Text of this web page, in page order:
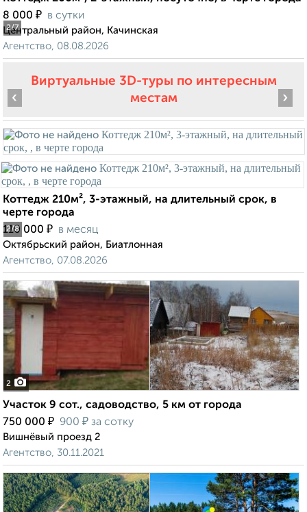
2/7
8 000 ₽ в сутки
Центральный район, Качинская
Агентство, 08.08.2026
Виртуальные 3D-туры по интересным
местам
2/8
‹ ›
Коттедж 210м², 3-этажный, на длительный срок, в
черте города
110 000 ₽ в месяц
Октябрьский район, Биатлонная
Агентство, 07.08.2026
2
Участок 9 сот., садоводство, 5 км от города
750 000 ₽ 900 ₽ за сотку
Вишнёвый проезд 2
Агентство, 30.11.2021